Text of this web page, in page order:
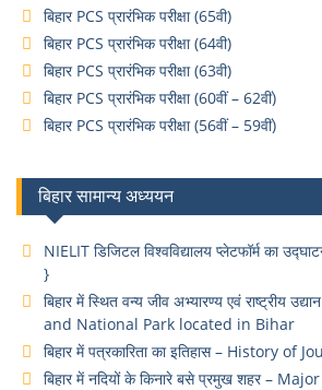
बिहार PCS प्रारंभिक परीक्षा (65वी)
बिहार PCS प्रारंभिक परीक्षा (64वी)
बिहार PCS प्रारंभिक परीक्षा (63वी)
बिहार PCS प्रारंभिक परीक्षा (60वीं – 62वीं)
बिहार PCS प्रारंभिक परीक्षा (56वीं – 59वीं)
बिहार सामान्य अध्ययन
NIELIT डिजिटल विश्वविद्यालय प्लेटफॉर्म का
}
बिहार में स्थित वन्य जीव अभ्यारण्य एवं राष्ट्रीय
and National Park located in Bihar
बिहार में पत्रकारिता का इतिहास – History
बिहार में नदियों के किनारे बसे प्रमुख शहर –